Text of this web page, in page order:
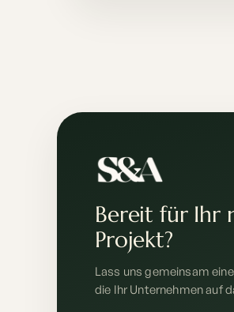
Bereit für Ihr
Projekt?
Lass uns gemeinsam
die Ihr Unternehmen auf